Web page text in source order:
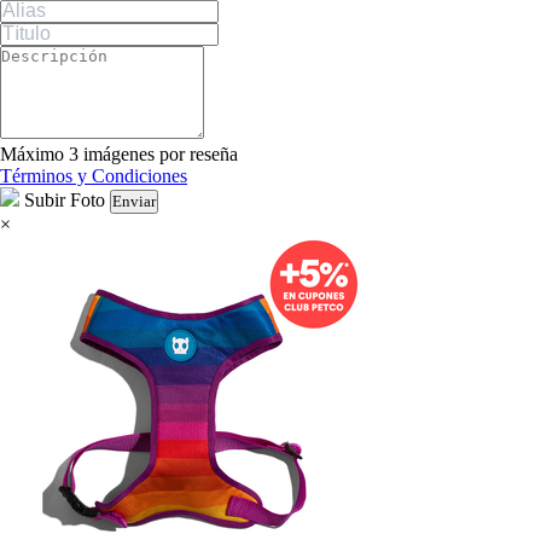
Máximo 3 imágenes por reseña
Términos y Condiciones
Subir Foto Enviar
×